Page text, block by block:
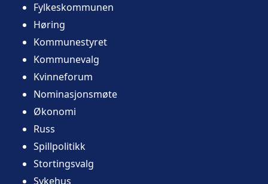
Fylkeskommunen
Høring
Kommunestyret
Kommunevalg
Kvinneforum
Nominasjonsmøte
Økonomi
Russ
Spillpolitikk
Stortingsvalg
Sykehus